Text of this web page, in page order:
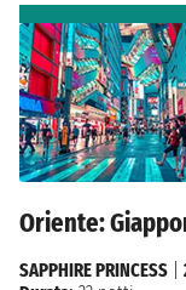
Oriente:
SAPPHIRE PRINCESS